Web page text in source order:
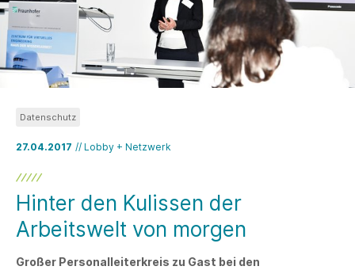
27.04.2017 // Lobby + Netzwerk
Datenschutz
Hinter den Kulissen der
Arbeitswelt von morgen
Großer Personalleiterkreis zu Gast bei den